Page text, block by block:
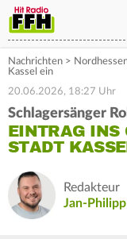
Nachrichten >
Kassel ein
20.06.2026, 18:27 Uhr
Schlagersänger
EINTRAG INS
STADT
Redakteur
Jan-